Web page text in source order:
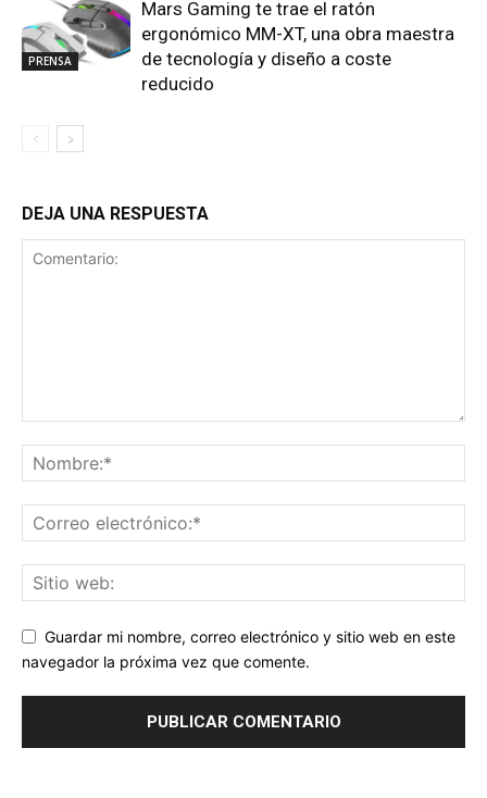
PRENSA
Mars Gaming te trae el ratón
ergonómico MM-XT, una obra maestra
de tecnología y diseño a coste
reducido
DEJA UNA RESPUESTA
Guardar mi nombre, correo electrónico y sitio web en este
navegador la próxima vez que comente.